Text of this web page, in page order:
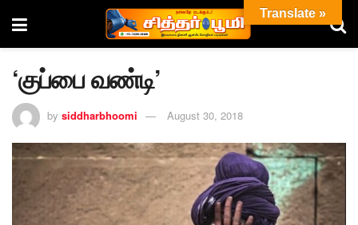
‘குப்பை வண்டி’
by siddharbhoomi August 30, 2018
Translate »